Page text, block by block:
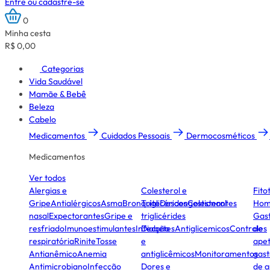
0
Minha cesta
R$ 0,00
Categorias
Vida Saudável
Mamãe & Bebê
Beleza
Cabelo
Medicamentos
Cuidados Pessoais Dermocosméticos
Medicamentos
Ver todos
Alergias e
GripeAntialérgicosAsmaBronquiteDescongestionantes
nasalExpectorantesGripe e
resfriadoImunoestimulantesInfecção
respiratóriaRiniteTosse
AntianêmicoAnemia
AntimicrobianoInfecção
Colesterol e
TriglicéridesColesterol
triglicérides
DiabetesAntiglicemicosControles
e
antiglicêmicosMonitoramentos
Dores e
de
de